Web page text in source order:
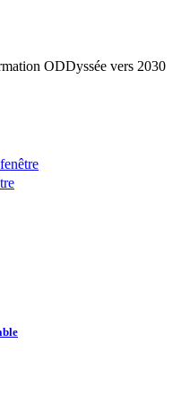
ODDyssée vers 2030